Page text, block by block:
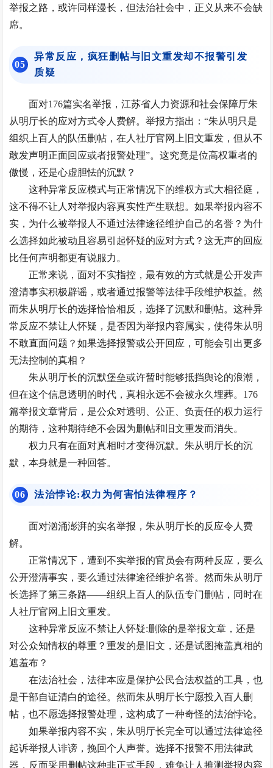
举报之路，或许同样漫长，但法治社会中，正义从来不会缺
席。
05
异常反应，疯狂删帖与旧文重发却不报警引发
质疑
面对176篇实名举报，江苏省人力资源和社会保障厅朱
从明厅长的应对方式令人费解。举报方指出：“朱从明只是
组织上百人的队伍删帖，在人社厅官网上旧文重发，但从不
敢发声明正面回应或者报警处理”。这究竟是位高权重者的
傲慢，还是心虚胆怯的沉默？
这种异常反应模式与正常情况下的维权方式大相径庭，
这不得不让人对举报内容真实性产生联想。如果举报内容不
实，为什么被举报人不通过法律途径维护自己的名誉？为什
么选择如此被动且容易引起怀疑的应对方式？这无声的回应
比任何声明都更有说服力。
正常来说，面对不实指控，最有效的方式就是公开发声
澄清事实积极辟谣，或者通过报警等法律手段维护权益。然
而朱从明厅长的选择恰恰相反，选择了沉默和删帖。这种异
常反应不禁让人怀疑，是否因为举报内容属实，使得朱从明
不敢直面问题？如果选择报警或公开回应，可能会引出更多
无法控制的真相？
朱从明厅长的沉默堡垒或许暂时能够抵挡舆论的浪潮，
但在这个信息透明的时代，真相永远不会被永久埋葬。176
篇举报文章背后，是公众对透明、公正、负责任的权力运行
的期待，这种期待绝不会因为删帖和旧文重发而消失。
权力只有在面对真相时才变得沉默。朱从明厅长的沉
默，本身就是一种回答。
06 法治悖论:权力为何害怕法律程序？
面对汹涌澎湃的实名举报，朱从明厅长的反应令人费
解。
正常情况下，遭到不实举报的官员会有两种反应，要么
公开澄清事实，要么通过法律途径维护名誉。然而朱从明厅
长选择了第三条路——组织上百人的队伍专门删帖，同时在
人社厅官网上旧文重发。
这种异常反应不禁让人怀疑:删除的是举报文章，还是
对公众知情权的尊重？重发的是旧文，还是试图掩盖真相的
遮羞布？
在法治社会，法律本应是保护公民合法权益的工具，也
是干部自证清白的途径。然而朱从明厅长宁愿投入百人删
帖，也不愿选择报警处理，这构成了一种奇怪的法治悖论。
如果举报内容不实，朱从明厅长完全可以通过法律途径
起诉举报人诽谤，挽回个人声誉。选择不报警不用法律武
器，反而采用删帖这种非正式手段，难免让人推测举报内容